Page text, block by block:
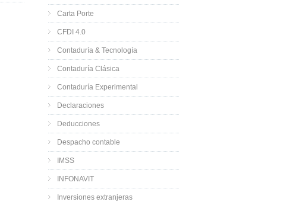
Carta Porte
CFDI 4.0
Contaduría & Tecnología
Contaduría Clásica
Contaduría Experimental
Declaraciones
Deducciones
Despacho contable
IMSS
INFONAVIT
Inversiones extranjeras